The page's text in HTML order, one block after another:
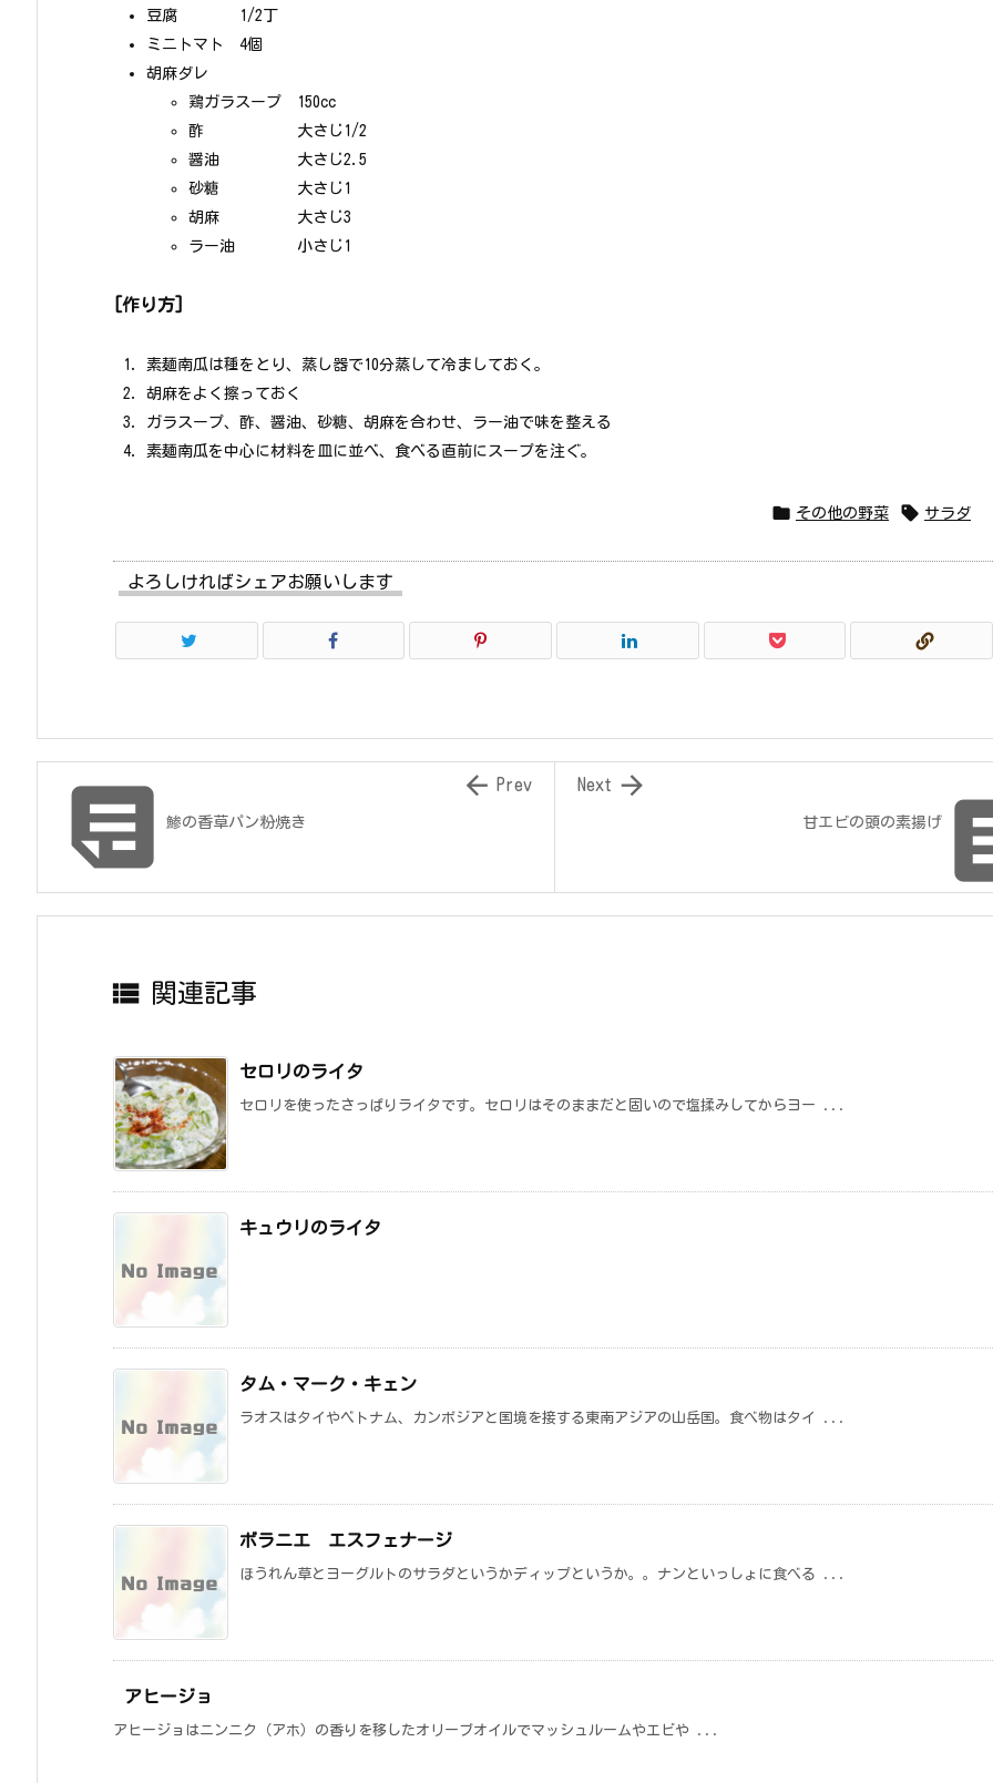
豆腐 1/2丁
ミニトマト 4個
胡麻ダレ
鶏ガラスープ 150cc
酢 大さじ1/2
醤油 大さじ2.5
砂糖 大さじ1
胡麻 大さじ3
ラー油 小さじ1
[作り方]
素麺南瓜は種をとり、蒸し器で10分蒸して冷ましておく。
胡麻をよく擦っておく
ガラスープ、酢、醤油、砂糖、胡麻を合わせ、ラー油で味を整える
素麺南瓜を中心に材料を皿に並べ、食べる直前にスープを注ぐ。
 その他の野菜  サラダ
よろしければシェアお願いします
甘エビの頭の素揚げ

Next
鯵の香草パン粉焼き
 Prev
 関連記事
セロリのライタ
セロリを使ったさっぱりライタです。セロリはそのままだと固いので塩揉みしてからヨー ...
キュウリのライタ
タム・マーク・キェン
ラオスはタイやベトナム、カンボジアと国境を接する東南アジアの山岳国。食べ物はタイ ...
ボラニエ エスフェナージ
ほうれん草とヨーグルトのサラダというかディップというか。。ナンといっしょに食べる ...
アヒージョ
アヒージョはニンニク（アホ）の香りを移したオリーブオイルでマッシュルームやエビや ...